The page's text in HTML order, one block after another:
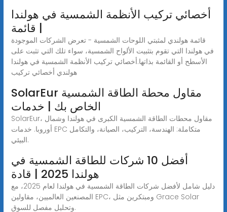
أخصائي تركيب الأنظمة الشمسية في هولندا
| قائمة
قائمة هولندي لمثبتي اللوحات الشمسية - تعرض الشركات الموجودة
في هولندا التي تقوم بتثبيت الألواح الشمسية، سواء تلك التي تثبت على
الأسطح أو القائمة بذاتها.أخصائي تركيب الأنظمة الشمسية في هولندا
هولندي أخصائي تركيب
SolarEur مقاول محطة الطاقة الشمسية
الخاص بك | خدمات
SolarEur، مقاول محطات الطاقة الشمسية الكبرى في هولندا وشمال
أوروبا. خدمات EPC متكاملة: الهندسة، التركيب، الصيانة، والتكامل
البيئي.
أفضل 10 شركات للطاقة الشمسية في
هولندا 2025 | قادة
دليل شامل لأفضل شركات الطاقة الشمسية في هولندا لعام 2025، مع
المصنعين العالميين، مقاولين EPC، ومبتكرين مثل Grace Solar
وتحليل مفصل للسوق.